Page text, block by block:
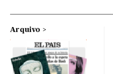
Arquivo